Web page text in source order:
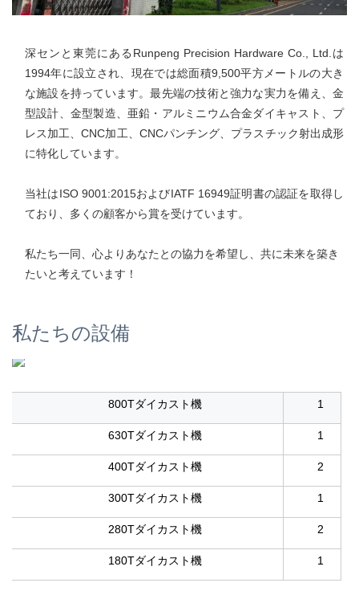
深センと東莞にあるRunpeng Precision Hardware Co., Ltd.は
1994年に設立され、現在では総面積9,500平方メートルの大き
な施設を持っています。最先端の技術と強力な実力を備え、金
型設計、金型製造、亜鉛・アルミニウム合金ダイキャスト、プ
レス加工、CNC加工、CNCパンチング、プラスチック射出成形
に特化しています。
当社はISO 9001:2015およびIATF 16949証明書の認証を取得し
ており、多くの顧客から賞を受けています。
私たち一同、心よりあなたとの協力を希望し、共に未来を築き
たいと考えています！
私たちの設備
800Tダイカスト機 1
630Tダイカスト機 1
400Tダイカスト機 2
300Tダイカスト機 1
280Tダイカスト機 2
180Tダイカスト機 1